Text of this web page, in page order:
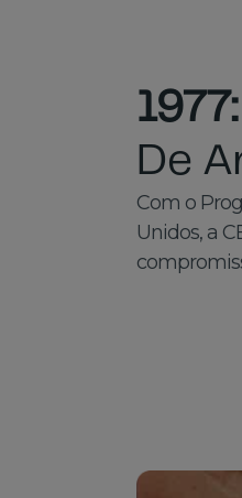
1977:
De
Com o
Unidos, a